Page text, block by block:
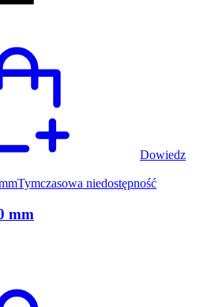
Dowiedz
Tymczasowa niedostępność
mm